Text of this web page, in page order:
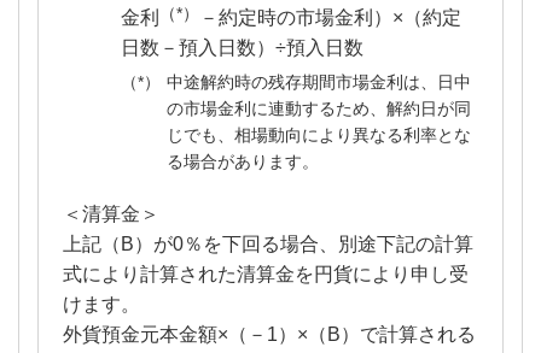
金利
（*）
－約定時の市場金利）×（約定
日数－預入日数）÷預入日数
中途解約時の残存期間市場金利は、日中
の市場金利に連動するため、解約日が同
じでも、相場動向により異なる利率とな
る場合があります。
＜清算金＞
上記（B）が0％を下回る場合、別途下記の計算
式により計算された清算金を円貨により申し受
けます。
外貨預金元本金額×（－1）×（B）で計算される